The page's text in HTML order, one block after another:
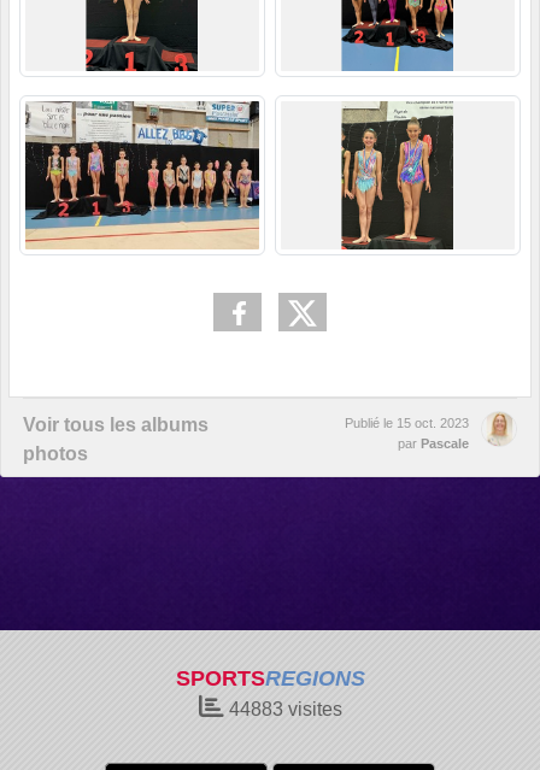
Voir tous les albums
photos
Publié le 15 oct. 2023
par Pascale
SPORTSREGIONS
44883visites